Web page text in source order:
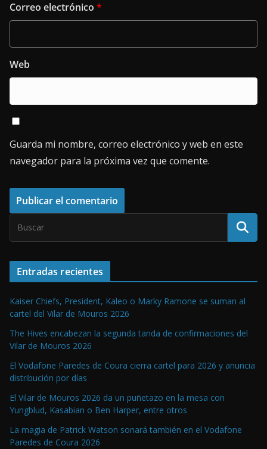
Correo electrónico *
Web
Guarda mi nombre, correo electrónico y web en este
navegador para la próxima vez que comente.
Entradas recientes
Kaiser Chiefs, President, Kaleo o Marky Ramone se suman al
cartel del Vilar de Mouros 2026
The Hives encabezan la segunda tanda de confirmaciones del
Vilar de Mouros 2026
El Vodafone Paredes de Coura cierra cartel para 2026 y anuncia
distribución por días
El Vilar de Mouros 2026 da un puñetazo en la mesa con
Yungblud, Kasabian o Ben Harper, entre otros
La magia de Patrick Watson sonará también en el Vodafone
Paredes de Coura 2026